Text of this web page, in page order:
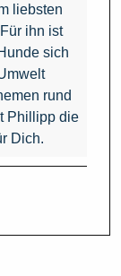
liebsten
ihn ist
sich
rund
Phillipp die
Dich.